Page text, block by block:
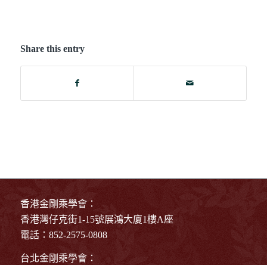
Share this entry
香港金剛乘學會：
香港灣仔克街1-15號展鴻大廈1樓A座
電話：852-2575-0808
台北金剛乘學會：